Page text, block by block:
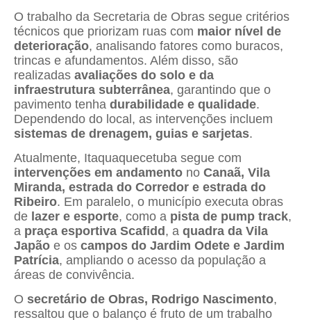
O trabalho da Secretaria de Obras segue critérios
técnicos que priorizam ruas com maior nível de
deterioração, analisando fatores como buracos,
trincas e afundamentos. Além disso, são
realizadas avaliações do solo e da
infraestrutura subterrânea, garantindo que o
pavimento tenha durabilidade e qualidade.
Dependendo do local, as intervenções incluem
sistemas de drenagem, guias e sarjetas.
Atualmente, Itaquaquecetuba segue com
intervenções em andamento no Canaã, Vila
Miranda, estrada do Corredor e estrada do
Ribeiro. Em paralelo, o município executa obras
de lazer e esporte, como a pista de pump track,
a praça esportiva Scafidd, a quadra da Vila
Japão e os campos do Jardim Odete e Jardim
Patrícia, ampliando o acesso da população a
áreas de convivência.
O secretário de Obras, Rodrigo Nascimento,
ressaltou que o balanço é fruto de um trabalho